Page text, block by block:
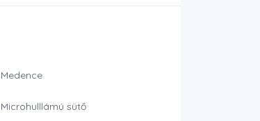
Medence
Microhulllámú sütő